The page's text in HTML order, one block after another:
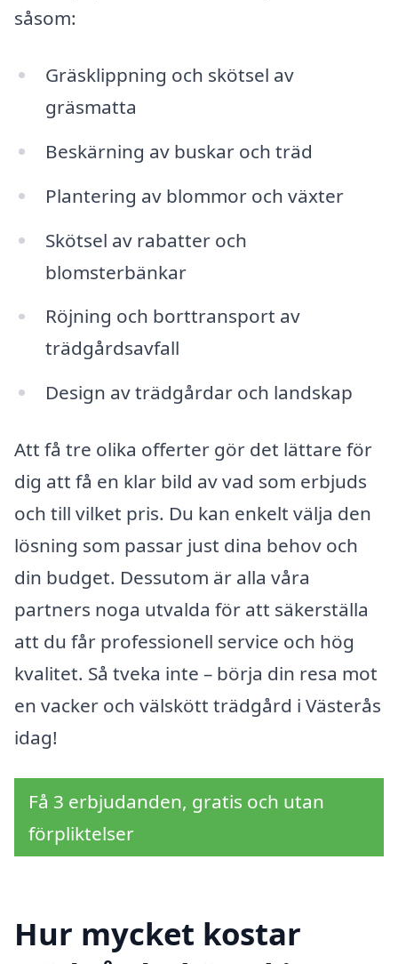
såsom:
Gräsklippning och skötsel av
gräsmatta
Beskärning av buskar och träd
Plantering av blommor och växter
Skötsel av rabatter och
blomsterbänkar
Röjning och borttransport av
trädgårdsavfall
Design av trädgårdar och landskap
Att få tre olika offerter gör det lättare för
dig att få en klar bild av vad som erbjuds
och till vilket pris. Du kan enkelt välja den
lösning som passar just dina behov och
din budget. Dessutom är alla våra
partners noga utvalda för att säkerställa
att du får professionell service och hög
kvalitet. Så tveka inte – börja din resa mot
en vacker och välskött trädgård i Västerås
idag!
Få 3 erbjudanden, gratis och utan
förpliktelser
Hur mycket kostar